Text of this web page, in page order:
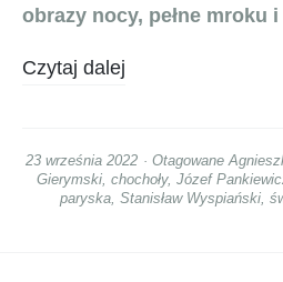
obrazy nocy, pełne mroku
Czytaj dalej
23 września 2022 Otagowane
Gierymski, chochoły, Józef
paryska, Stanisław Wyspiański,